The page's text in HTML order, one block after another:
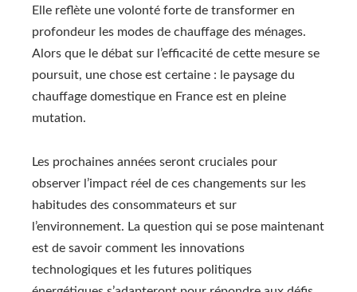
Elle reflète une volonté forte de transformer en
profondeur les modes de chauffage des ménages.
Alors que le débat sur l’efficacité de cette mesure se
poursuit, une chose est certaine : le paysage du
chauffage domestique en France est en pleine
mutation.
Les prochaines années seront cruciales pour
observer l’impact réel de ces changements sur les
habitudes des consommateurs et sur
l’environnement. La question qui se pose maintenant
est de savoir comment les innovations
technologiques et les futures politiques